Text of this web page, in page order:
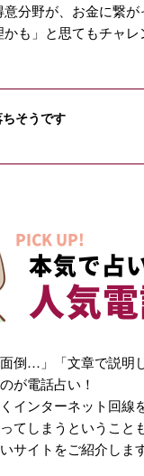
分野が、お金に繋
も」と思てもチャレ
そうです
PICK UP!
本気で占
人気
倒…」「文章で説明
が電話占い！
インターネット回
てしまうというこ
サイトをご紹介します